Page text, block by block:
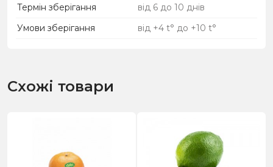
Термін зберігання
від 6 до 10 днів
Умови зберігання
від +4 t° до +10 t°
Схожі товари